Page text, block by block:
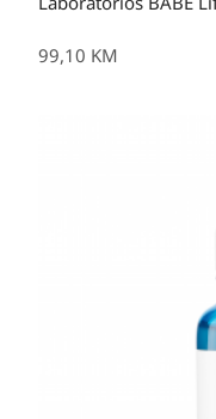
99,10 KM